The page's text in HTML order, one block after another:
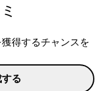
得するチャンスを
る